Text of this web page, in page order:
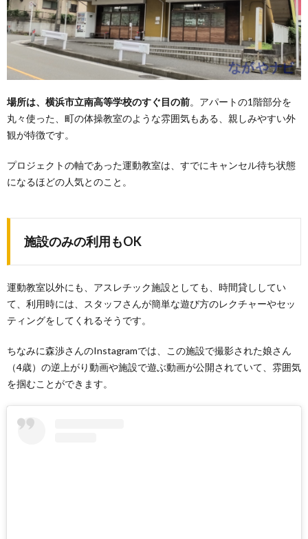
場所は、横浜市立南高等学校のすぐ目の前。アパートの1階部分を
丸々使った、町の体操教室のような雰囲気もある、親しみやすい外
観が特徴です。
プロジェクトの軸であった運動教室は、すでにキャンセル待ち状態
になるほどの人気とのこと。
施設のみの利用もOK
運動教室以外にも、アスレチック施設としても、時間貸ししてい
て、利用時には、スタッフさんが簡単な遊び方のレクチャーやセッ
ティングをしてくれるそうです。
ちなみに森渉さんのInstagramでは、この施設で撮影された娘さん
（4歳）の逆上がり動画や施設で遊ぶ動画が公開されていて、雰囲気
を掴むことができます。